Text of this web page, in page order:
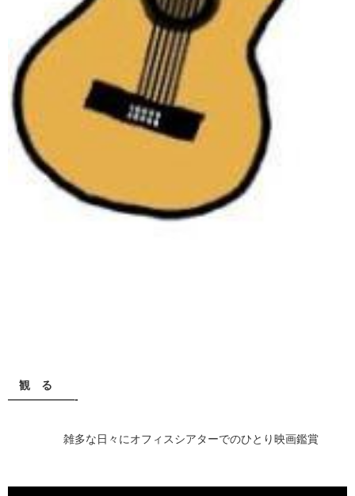
観 る
——————-
雑多な日々にオフィスシアターでのひとり映画鑑賞